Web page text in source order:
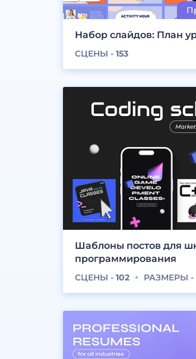
Набор слайдов: План
СЦЕНЫ -153
Шаблоны постов для
программирования
СЦЕНЫ -102 РАЗМЕРЫ -